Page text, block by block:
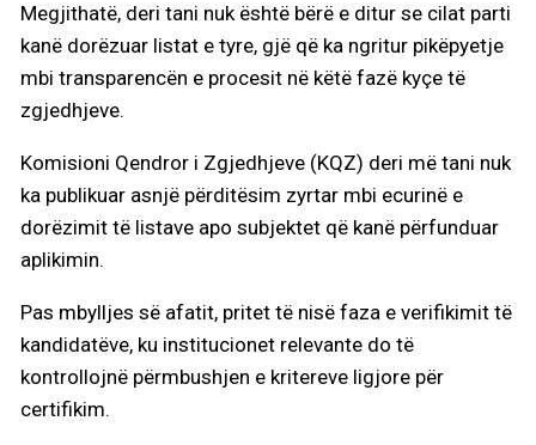
Megjithatë, deri tani nuk është bërë e ditur se cilat parti
kanë dorëzuar listat e tyre, gjë që ka ngritur pikëpyetje
mbi transparencën e procesit në këtë fazë kyçe të
zgjedhjeve.
Komisioni Qendror i Zgjedhjeve (KQZ) deri më tani nuk
ka publikuar asnjë përditësim zyrtar mbi ecurinë e
dorëzimit të listave apo subjektet që kanë përfunduar
aplikimin.
Pas mbylljes së afatit, pritet të nisë faza e verifikimit të
kandidatëve, ku institucionet relevante do të
kontrollojnë përmbushjen e kritereve ligjore për
certifikim.